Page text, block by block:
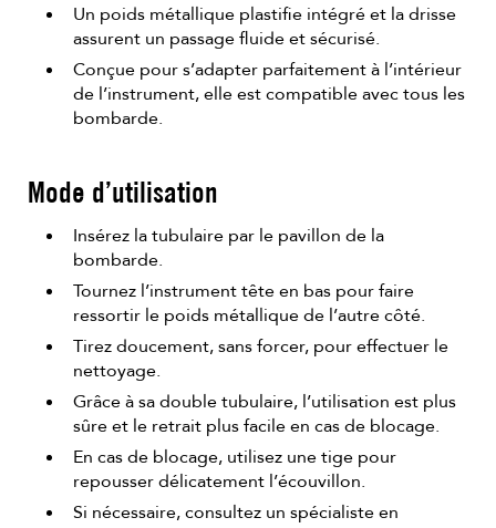
Un poids métallique plastifie intégré et la drisse
assurent un passage fluide et sécurisé.
Conçue pour s’adapter parfaitement à l’intérieur
de l’instrument, elle est compatible avec tous les
bombarde.
Mode d’utilisation
Insérez la tubulaire par le pavillon de la
bombarde.
Tournez l’instrument tête en bas pour faire
ressortir le poids métallique de l’autre côté.
Tirez doucement, sans forcer, pour effectuer le
nettoyage.
Grâce à sa double tubulaire, l’utilisation est plus
sûre et le retrait plus facile en cas de blocage.
En cas de blocage, utilisez une tige pour
repousser délicatement l’écouvillon.
Si nécessaire, consultez un spécialiste en